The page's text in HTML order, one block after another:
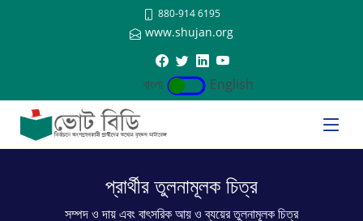
880-914 6195
www.shujan.org
বাংলা English
প্রার্থীর তুলনামূলক চিত্র
সম্পদ ও দায় এবং বাৎসরিক আয় ও ব্যয়ের তুলনামূলক চিত্র